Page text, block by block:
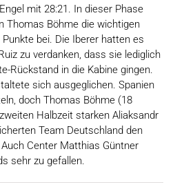
mit 28:21. In dieser Phase
Thomas Böhme die wichtigen
bei. Die Iberer hatten es
zu verdanken, dass sie lediglich
Rückstand in die Kabine gingen.
sich ausgeglichen. Spanien
doch Thomas Böhme (18
Halbzeit starken Aliaksandr
Team Deutschland den
Center Matthias Güntner
sehr zu gefallen.